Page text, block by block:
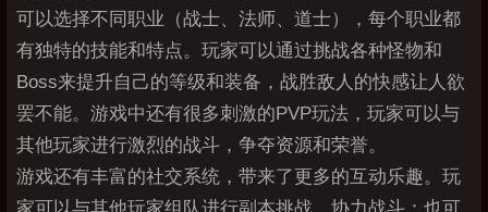
可以选择不同职业（战士、法师、道士），每个职业都
有独特的技能和特点。玩家可以通过挑战各种怪物和
Boss来提升自己的等级和装备，战胜敌人的快感让人欲
罢不能。游戏中还有很多刺激的PVP玩法，玩家可以与
其他玩家进行激烈的战斗，争夺资源和荣誉。
游戏还有丰富的社交系统，带来了更多的互动乐趣。玩